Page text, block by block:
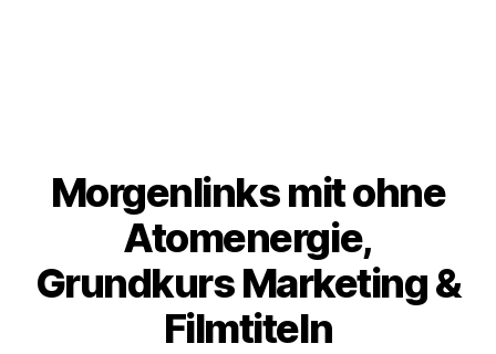
Morgenlinks mit ohne
Atomenergie,
Grundkurs Marketing &
Filmtiteln